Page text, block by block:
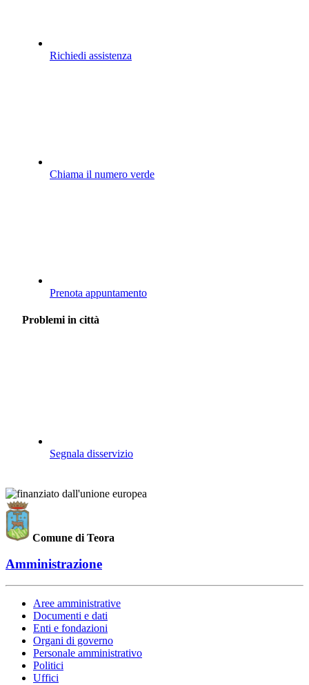
Richiedi assistenza
Chiama il numero verde
Prenota appuntamento
Problemi in città
Segnala disservizio
Comune di Teora
Amministrazione
Aree amministrative
Documenti e dati
Enti e fondazioni
Organi di governo
Personale amministrativo
Politici
Uffici